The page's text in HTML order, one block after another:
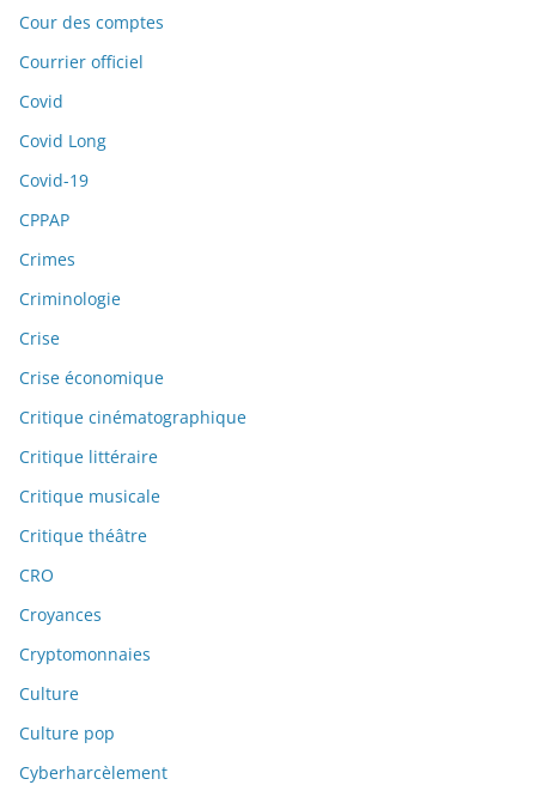
Cour des comptes
Courrier officiel
Covid
Covid Long
Covid-19
CPPAP
Crimes
Criminologie
Crise
Crise économique
Critique cinématographique
Critique littéraire
Critique musicale
Critique théâtre
CRO
Croyances
Cryptomonnaies
Culture
Culture pop
Cyberharcèlement